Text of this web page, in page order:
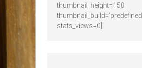
thumbnail_height=150
stats_views=0]